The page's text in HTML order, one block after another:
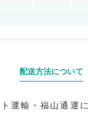
配送方法について
運輸・福山通運